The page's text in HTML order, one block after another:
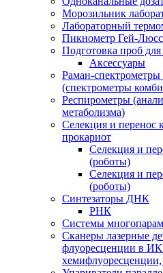
Морозильник
Лабораторный
Пикнометр Гей-
Подготовка проб
Аксессуары
Раман-
(спектрометры
Респирометры
метаболизма)
Селекция и перенос
прокариот
Селекция и
(роботы)
Селекция и
(роботы)
Синтезаторы ДНК
РНК
Системы
Сканеры лазерные
флуоресценции в ИК
хемифлуоресценции,